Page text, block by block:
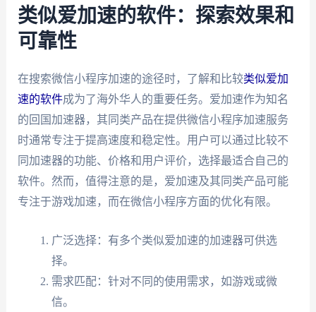
类似爱加速的软件：探索效果和
可靠性
在搜索微信小程序加速的途径时，了解和比较类似爱加
速的软件成为了海外华人的重要任务。爱加速作为知名
的回国加速器，其同类产品在提供微信小程序加速服务
时通常专注于提高速度和稳定性。用户可以通过比较不
同加速器的功能、价格和用户评价，选择最适合自己的
软件。然而，值得注意的是，爱加速及其同类产品可能
专注于游戏加速，而在微信小程序方面的优化有限。
广泛选择：有多个类似爱加速的加速器可供选
择。
需求匹配：针对不同的使用需求，如游戏或微
信。